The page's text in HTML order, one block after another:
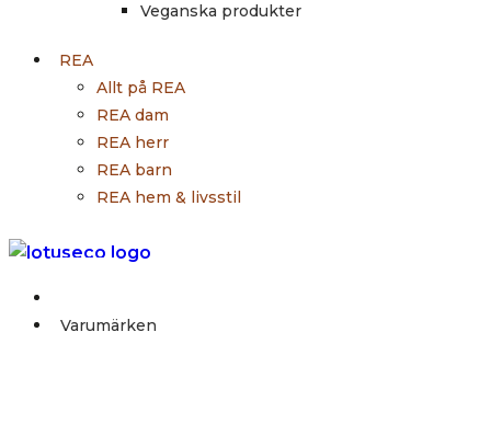
Veganska produkter
REA
Allt på REA
REA dam
REA herr
REA barn
REA hem & livsstil
Varumärken